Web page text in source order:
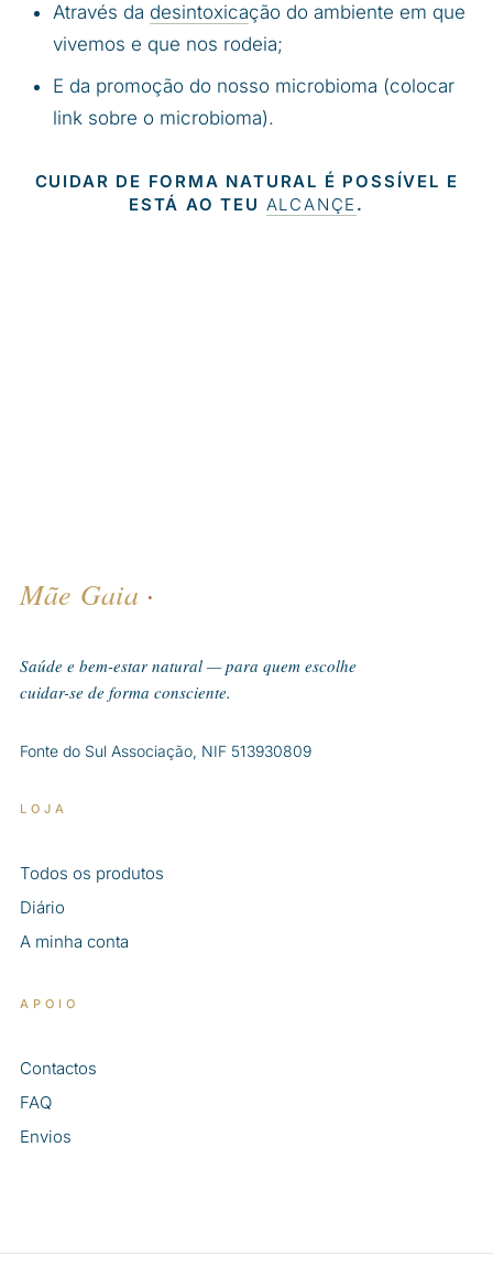
Através da desintoxicação do ambiente em que
vivemos e que nos rodeia;
E da promoção do nosso microbioma (colocar
link sobre o microbioma).
CUIDAR DE FORMA NATURAL É POSSÍVEL E
ESTÁ AO TEU ALCANÇE .
Mãe Gaia ·
Saúde e bem-estar natural — para quem escolhe
cuidar-se de forma consciente.
Fonte do Sul Associação, NIF 513930809
LOJA
Todos os produtos
Diário
A minha conta
APOIO
Contactos
FAQ
Envios